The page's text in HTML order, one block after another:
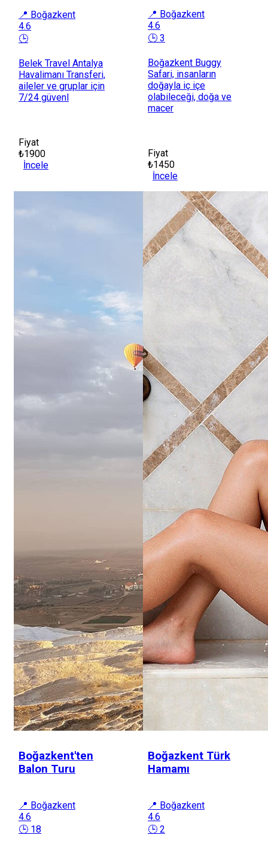
📍 Boğazkent
4.6
🕒
Belek Travel Antalya
Havalimanı Transferi,
aileler ve gruplar için
7/24 güvenl
Fiyat
₺1900
İncele
📍 Boğazkent
4.6
🕒 3
Boğazkent Buggy
Safari, insanların
doğayla iç içe
olabileceği, doğa ve
macer
Fiyat
₺1450
İncele
Boğazkent'ten
Balon Turu
📍 Boğazkent
4.6
🕒 18
Boğazkent Türk
Hamamı
📍 Boğazkent
4.6
🕒 2